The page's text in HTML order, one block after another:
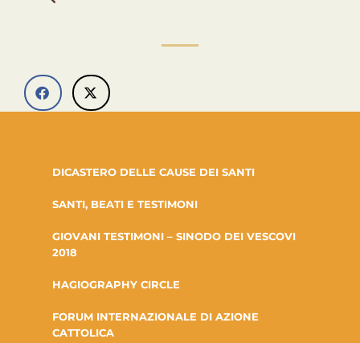
DICASTERO DELLE CAUSE DEI SANTI
SANTI, BEATI E TESTIMONI
GIOVANI TESTIMONI – SINODO DEI VESCOVI
2018
HAGIOGRAPHY CIRCLE
FORUM INTERNAZIONALE DI AZIONE
CATTOLICA